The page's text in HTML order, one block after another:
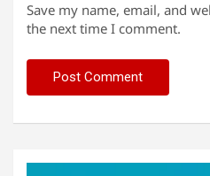
Save my name, email, and
the next time I comment.